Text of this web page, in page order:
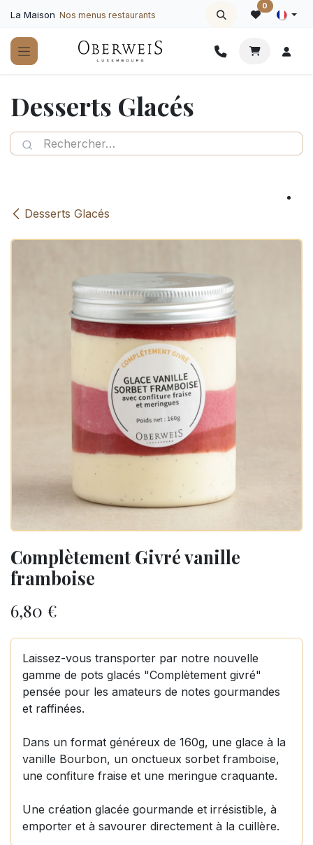
La Maison Nos menus restaurants
0
Desserts Glacés
Desserts Glacés
Complètement Givré vanille
framboise
6,80 €
Laissez-vous transporter par notre nouvelle
gamme de pots glacés "Complètement givré"
pensée pour les amateurs de notes gourmandes
et raffinées.
Dans un format généreux de 160g, une glace à la
vanille Bourbon, un onctueux sorbet framboise,
une confiture fraise et une meringue craquante.
Une création glacée gourmande et irrésistible, à
emporter et à savourer directement à la cuillère.